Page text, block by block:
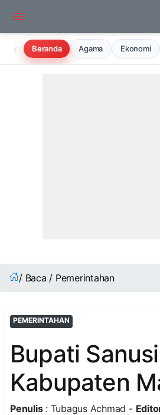
‹ Beranda Agama Ekonomi
/ Baca / Pemerintahan
PEMERINTAHAN
Bupati
Kabupaten
Penulis: Tubagus Achmad -